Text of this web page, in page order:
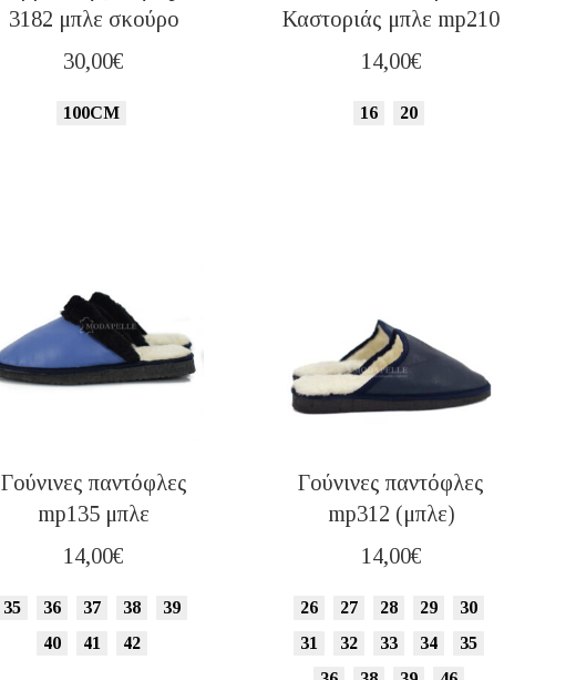
3182 μπλε σκούρο
30,00€
100CM
Καστοριάς μπλε mp210
14,00€
16 20
Γούνινες παντόφλες
mp135 μπλε
14,00€
35 36 37 38
39
40
41 42
Γούνινες παντόφλες
mp312 (μπλε)
14,00€
26 27 28 29
30
31
32 33 34
35